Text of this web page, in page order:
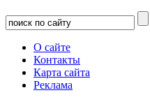
О сайте
Контакты
Карта сайта
Реклама